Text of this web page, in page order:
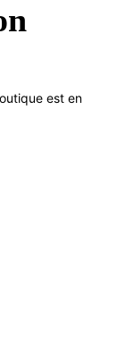
est en